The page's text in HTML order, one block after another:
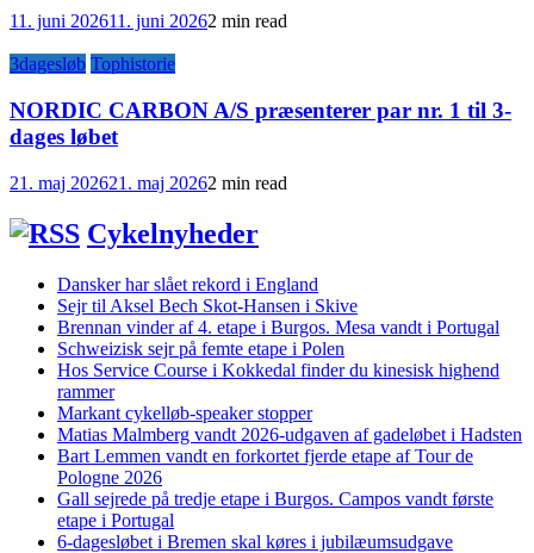
11. juni 202611. juni 20262 min read
3dagesløb Tophistorie
NORDIC CARBON A/S præsenterer par nr. 1 til 3-
dages løbet
21. maj 202621. maj 20262 min read
Cykelnyheder
Dansker har slået rekord i England
Sejr til Aksel Bech Skot-Hansen i Skive
Brennan vinder af 4. etape i Burgos. Mesa vandt i Portugal
Schweizisk sejr på femte etape i Polen
Hos Service Course i Kokkedal finder du kinesisk highend
rammer
Markant cykelløb-speaker stopper
Matias Malmberg vandt 2026-udgaven af gadeløbet i Hadsten
Bart Lemmen vandt en forkortet fjerde etape af Tour de
Pologne 2026
Gall sejrede på tredje etape i Burgos. Campos vandt første
etape i Portugal
6-dagesløbet i Bremen skal køres i jubilæumsudgave